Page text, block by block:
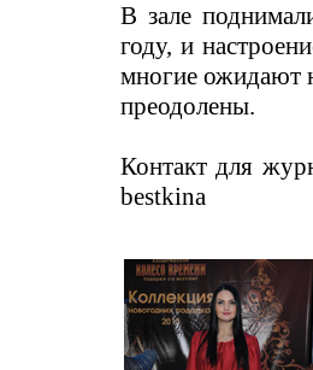
В зале
году, и
многие ожидают
преодолены.
Контакт для
bestkina